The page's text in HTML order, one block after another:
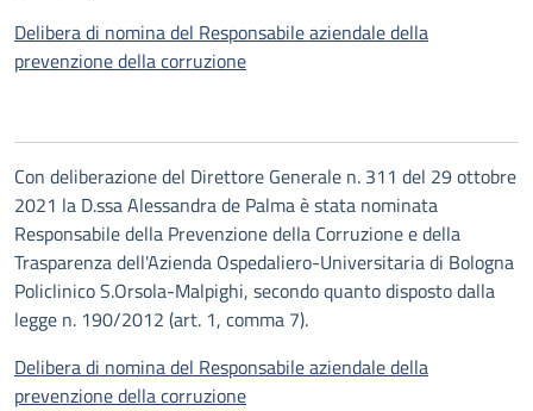
Delibera di nomina del Responsabile aziendale della
prevenzione della corruzione
Con deliberazione del Direttore Generale n. 311 del 29 ottobre
2021 la D.ssa Alessandra de Palma è stata nominata
Responsabile della Prevenzione della Corruzione e della
Trasparenza dell'Azienda Ospedaliero-Universitaria di Bologna
Policlinico S.Orsola-Malpighi, secondo quanto disposto dalla
legge n. 190/2012 (art. 1, comma 7).
Delibera di nomina del Responsabile aziendale della
prevenzione della corruzione